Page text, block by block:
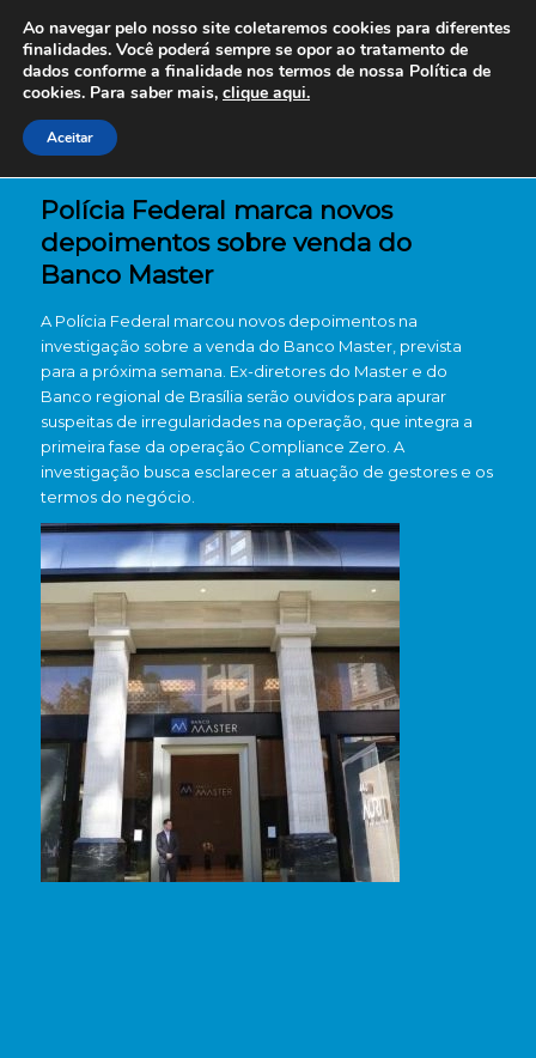
Polícia Federal marca novos
depoimentos sobre venda do
Banco Master
A Polícia Federal marcou novos depoimentos na
investigação sobre a venda do Banco Master, prevista
para a próxima semana. Ex-diretores do Master e do
Banco regional de Brasília serão ouvidos para apurar
suspeitas de irregularidades na operação, que integra a
primeira fase da operação Compliance Zero. A
investigação busca esclarecer a atuação de gestores e os
termos do negócio.
Ao navegar pelo nosso site coletaremos cookies para diferentes
finalidades. Você poderá sempre se opor ao tratamento de
dados conforme a finalidade nos termos de nossa Política de
cookies. Para saber mais, clique aqui.
Aceitar